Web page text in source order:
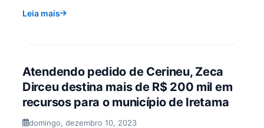
Leia mais
Atendendo pedido de Cerineu, Zeca
Dirceu destina mais de R$ 200 mil em
recursos para o município de Iretama
domingo, dezembro 10, 2023